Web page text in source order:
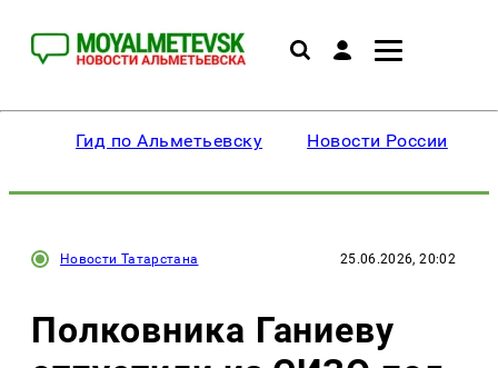
Гид по Альметьевску Новости России
Новости Татарстана 25.06.2026, 20:02
Полковника Ганиеву